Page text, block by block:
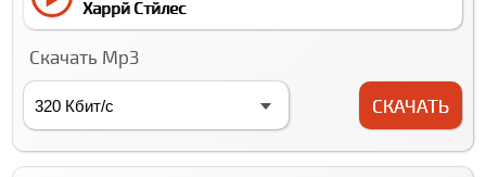
Харрй Стйлес
Скачать Mp3
СКАЧАТЬ